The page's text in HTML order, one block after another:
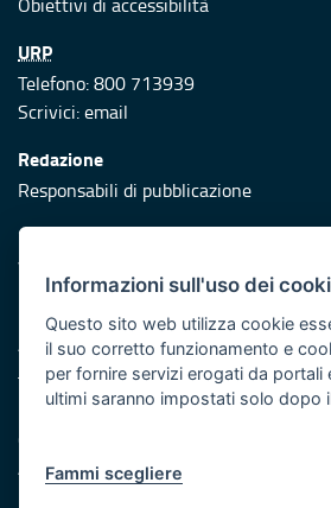
URP
Telefono: 800 713939
Scrivici:email
Redazione
Responsabili di pubblicazione
Protezione civile
Vai al sito di Protezione Civile Puglia
Iniziativa finanziata con risorse del
Asse XI
Note legali
Cookie e privacy
Atti di notifica
Informazioni sull'uso dei
Questo sito web utilizza cookie
il suo corretto funzionamento e
per fornire servizi erogati da portali
ultimi saranno impostati solo dopo
Fammi scegliere